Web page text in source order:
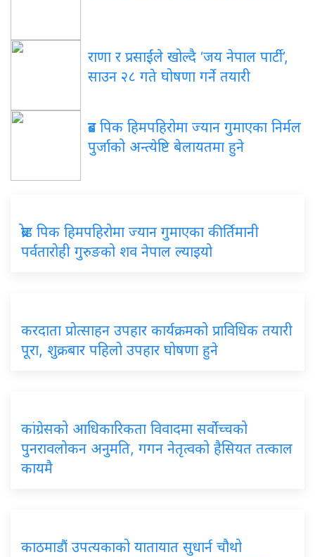
राणा र प्रसाईंले खोल्दै ‘जय नेपाल पार्टी’,
साउन २८ गते घोषणा गर्ने तयारी
ब्रड पिक हिमपहिरोमा ज्यान गुमाएका निर्मल
पुर्जाको अन्त्येष्टि बेलायतमा हुने
ब्रोड पिक हिमपहिरोमा ज्यान गुमाएका कीर्तिमानी
पर्वतारोही गुरुङको शव नेपाल ल्याइयो
करदाता प्रोत्साहन उपहार कार्यक्रमको प्राविधिक तयारी
पूरा, शुक्रबार पहिलो उपहार घोषणा हुने
कांग्रेसको आधिकारिकता विवादमा सर्वोच्चको
पुनरावलोकन अनुमति, गगन नेतृत्वको हैसियत तत्काल
कायमै
काठमाडौं उपत्यकाको यातायात सुधार्न चौथो